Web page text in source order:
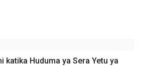
katika Huduma ya Sera Yetu ya